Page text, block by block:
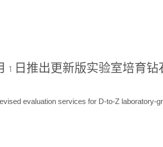
1 日推出更新版实验室培育
evaluation services for D-to-Z laboratory-